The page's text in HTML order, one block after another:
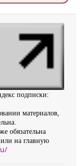
подписки:
материалов,
обязательна
на главную